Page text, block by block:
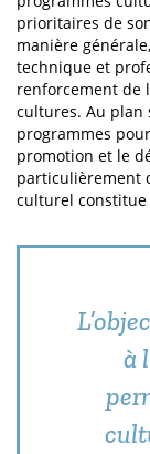
prioritaires de
manière
technique et
renforcement de
cultures. Au plan
programmes
promotion et le
particulièrement
culturel
à